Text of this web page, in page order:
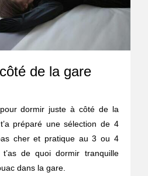
de la gare
dormir juste à côté de la
préparé une sélection de 4
cher et pratique au 3 ou 4
de quoi dormir tranquille
dans la gare.